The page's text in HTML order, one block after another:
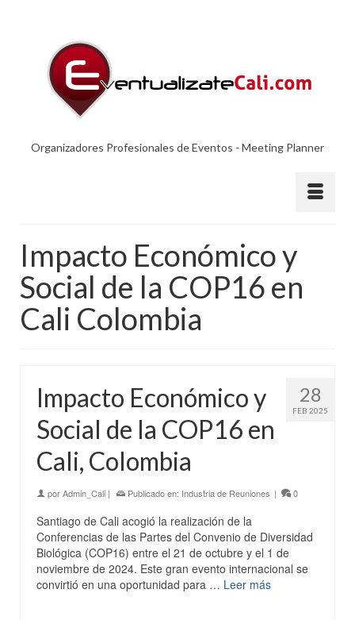
Organizadores Profesionales de Eventos - Meeting Planner
Impacto Económico y
Social de la COP16 en
Cali Colombia
28
FEB 2025
Impacto Económico y
Social de la COP16 en
Cali, Colombia
porAdmin_Cali | Publicado en: Industria de Reuniones | 0
Santiago de Cali acogió la realización de la
Conferencias de las Partes del Convenio de Diversidad
Biológica (COP16) entre el 21 de octubre y el 1 de
noviembre de 2024. Este gran evento internacional se
convirtió en una oportunidad para … Leer más